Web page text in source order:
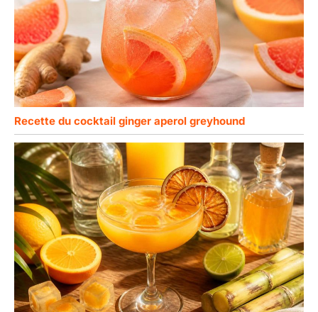
Recette du cocktail ginger aperol greyhound